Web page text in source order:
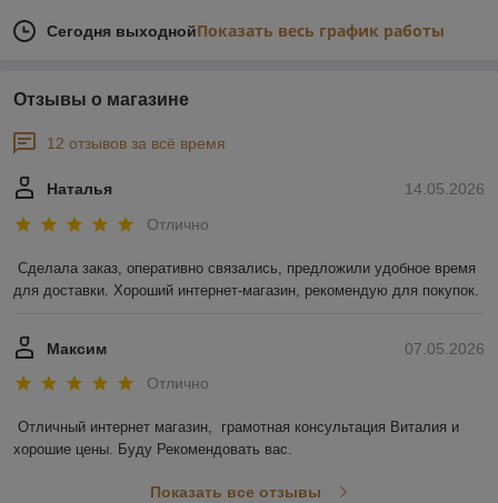
Сегодня выходнойПоказать весь график работы
Отзывы о магазине
12 отзывов за всё время
14.05.2026
Наталья
Отлично
Сделала заказ, оперативно связались, предложили удобное время
для доставки. Хороший интернет-магазин, рекомендую для покупок.
07.05.2026
Максим
Отлично
Отличный интернет магазин,  грамотная консультация Виталия и
хорошие цены. Буду Рекомендовать вас.
Показать все отзывы